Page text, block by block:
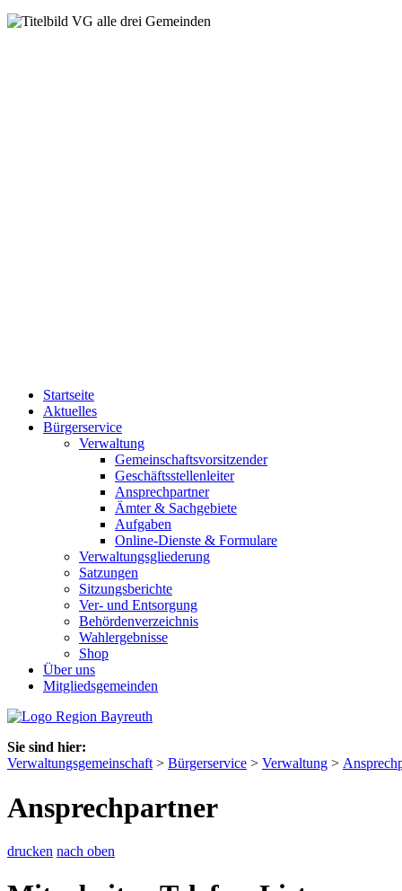
Startseite
Aktuelles
Bürgerservice
Verwaltung
Gemeinschaftsvorsitzender
Geschäftsstellenleiter
Ansprechpartner
Ämter & Sachgebiete
Aufgaben
Online-Dienste & Formulare
Verwaltungsgliederung
Satzungen
Sitzungsberichte
Ver- und Entsorgung
Behördenverzeichnis
Wahlergebnisse
Shop
Über uns
Mitgliedsgemeinden
Sie sind hier:
Verwaltungsgemeinschaft > Bürgerservice > Verwaltung >
Ansprechpartner
drucken nach oben